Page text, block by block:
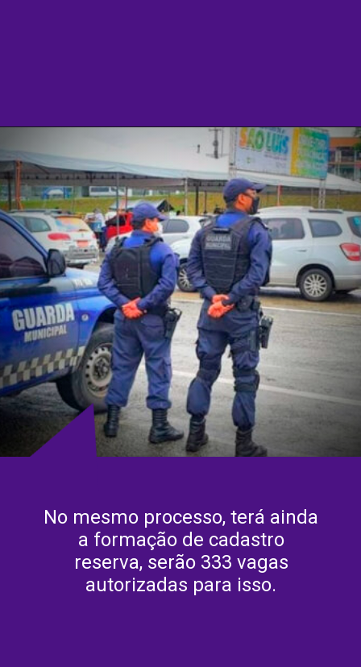
No mesmo processo, terá ainda
a formação de cadastro
reserva, serão 333 vagas
autorizadas para isso.